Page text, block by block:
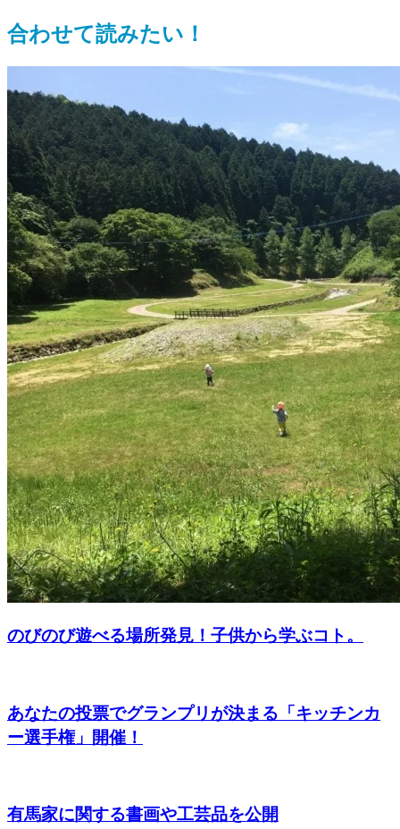
合わせて読みたい！
のびのび遊べる場所発見！子供から学ぶコト。
あなたの投票でグランプリが決まる「キッチンカ
ー選手権」開催！
有馬家に関する書画や工芸品を公開